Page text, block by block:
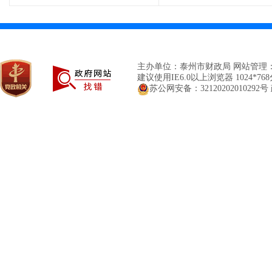
主办单位：泰州市财政局 网站管理
建议使用IE6.0以上浏览器
苏公网安备：32120202010292号